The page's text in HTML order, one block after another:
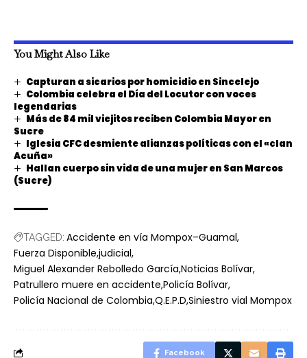
You Might Also Like
Capturan a sicarios por homicidio en Sincelejo
Colombia celebra el Día del Locutor con voces
legendarias
Más de 84 mil viejitos reciben Colombia Mayor en
Sucre
Iglesia CFC desmiente alianzas políticas con el «clan
Acuña»
Hallan cuerpo sin vida de una mujer en San Marcos
(Sucre)
TAGGED: Accidente en vía Mompox–Guamal
Fuerza Disponible judicial
Miguel Alexander Rebolledo García Noticias Bolívar
Patrullero muere en accidente Policía Bolívar
Policía Nacional de Colombia Q.E.P.D Siniestro vial Mompox
Facebook